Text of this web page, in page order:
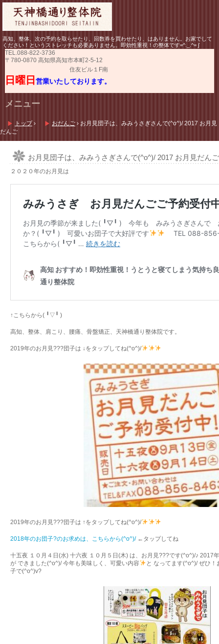
高知、整体、次の予約を取らせたり、回数券を買わせたり、はありません。お家でして
ください！というストレッチも必要ありません。即効性重視！の整体です=^._.^= ∫
TEL.088-822-3736
〒780-0870 高知県高知市本町2-5-12
住友ビル１F南
日曜日 営業いたしております。
メニュー
ン
テ
ス
トップ › おだんご › お月見団子は、みみうさぎさんで(^o^)/ 2017 お月見
だんご
お月見団子は、みみうさぎさんで(^o^)/ 2017 お月見だんご
２０２０年のお月見は
↑こちらから( ╹▽╹ )
高知、整体、肩こり、腰痛、骨盤矯正、天神橋通り整体院です。
2019年のお月見???団子は ↓をタップしてね(^o^)/
2019年のお月見???団子は ↑をタップしてね(^o^)/
2018年のお団子?のお求めは、こちらから(^o^)/ ←タップしてね
十五夜 １０月４日(水) 十六夜 １０月５日(木) は、お月見???です(^o^)/♪ 2017
が できました(^o^)/ 今年も美味しく、可愛い内容
と なってます(^o^)/ ぜひ
子で(^o^)v?